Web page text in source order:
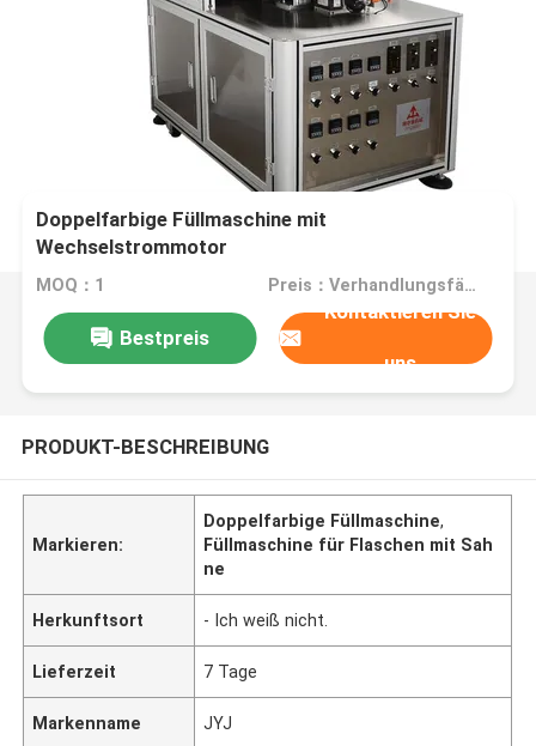
Doppelfarbige Füllmaschine mit
Wechselstrommotor
MOQ：1 Preis：Verhandlungsfähig
Bestpreis
Kontaktieren Sie
uns
PRODUKT-BESCHREIBUNG
Markieren:
Doppelfarbige Füllmaschine,
Füllmaschine für Flaschen mit Sah
ne
Herkunftsort - Ich weiß nicht.
Lieferzeit 7 Tage
Markenname JYJ